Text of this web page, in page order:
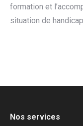
formation et
situation de
Nos services